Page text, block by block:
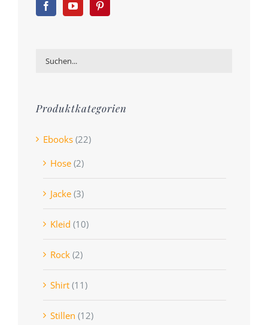
Produktkategorien
Ebooks (22)
Hose (2)
Jacke (3)
Kleid (10)
Rock (2)
Shirt (11)
Stillen (12)